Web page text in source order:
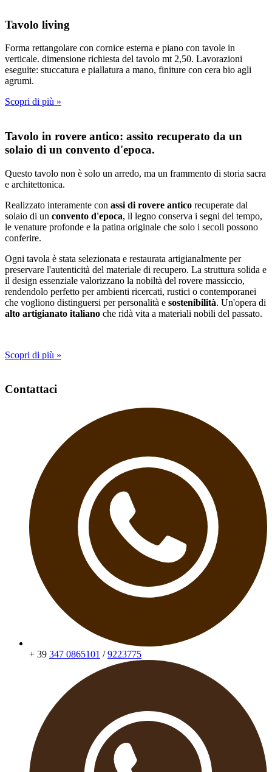
Tavolo living
Forma rettangolare con cornice esterna e piano con tavole in
verticale. dimensione richiesta del tavolo mt 2,50. Lavorazioni
eseguite: stuccatura e piallatura a mano, finiture con cera bio agli
agrumi.
Scopri di più »
Tavolo in rovere antico: assito recuperato da un
solaio di un convento d'epoca.
Questo tavolo non è solo un arredo, ma un frammento di storia sacra
e architettonica.
Realizzato interamente con assi di rovere antico recuperate dal
solaio di un convento d'epoca, il legno conserva i segni del tempo,
le venature profonde e la patina originale che solo i secoli possono
conferire.
Ogni tavola è stata selezionata e restaurata artigianalmente per
preservare l'autenticità del materiale di recupero. La struttura solida e
il design essenziale valorizzano la nobiltà del rovere massiccio,
rendendolo perfetto per ambienti ricercati, rustici o contemporanei
che vogliono distinguersi per personalità e sostenibilità. Un'opera di
alto artigianato italiano che ridà vita a materiali nobili del passato.
Scopri di più »
Contattaci
+ 39 347 0865101 /9223775